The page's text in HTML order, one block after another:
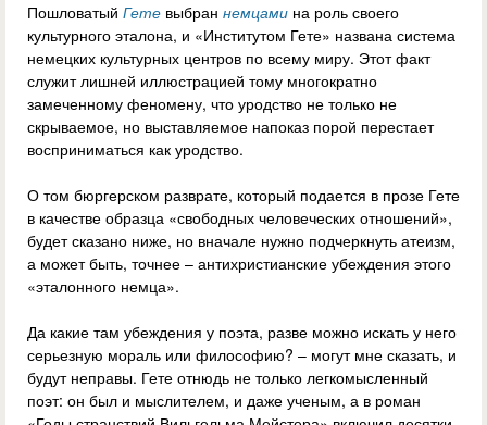
Пошловатый Гете выбран немцами на роль своего
культурного эталона, и «Институтом Гете» названа система
немецких культурных центров по всему миру. Этот факт
служит лишней иллюстрацией тому многократно
замеченному феномену, что уродство не только не
скрываемое, но выставляемое напоказ порой перестает
восприниматься как уродство.
О том бюргерском разврате, который подается в прозе Гете
в качестве образца «свободных человеческих отношений»,
будет сказано ниже, но вначале нужно подчеркнуть атеизм,
а может быть, точнее – антихристианские убеждения этого
«эталонного немца».
Да какие там убеждения у поэта, разве можно искать у него
серьезную мораль или философию? – могут мне сказать, и
будут неправы. Гете отнюдь не только легкомысленный
поэт: он был и мыслителем, и даже ученым, а в роман